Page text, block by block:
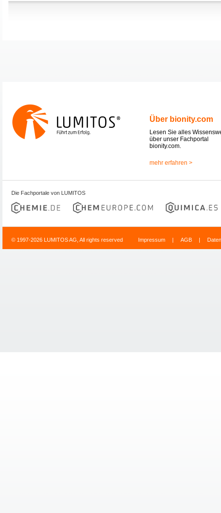
Über bionity.com
Lesen Sie alles
über unser Fachportal
bionity.com.
mehr erfahren >
Die Fachportale von LUMITOS
© 1997-2026 LUMITOS AG, All rights reserved Impressum | AGB |